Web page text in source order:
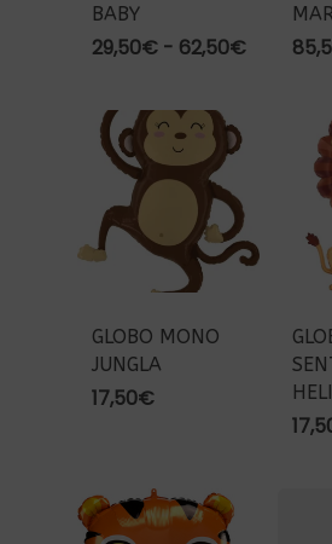
BABY
29,50€ - 62,50€Rango
GLOBO MONO
JUNGLA
17,50€